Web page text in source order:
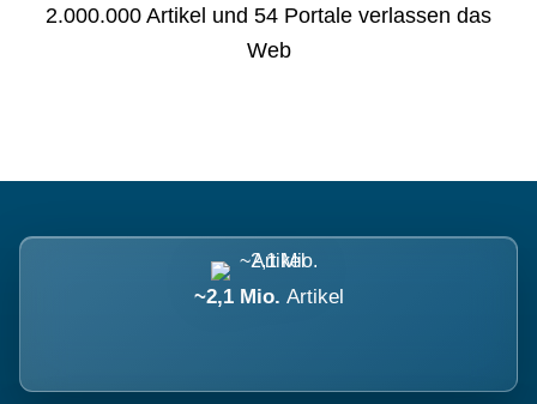
2.000.000 Artikel und 54 Portale verlassen das
Web
~2,1 Mio. Artikel